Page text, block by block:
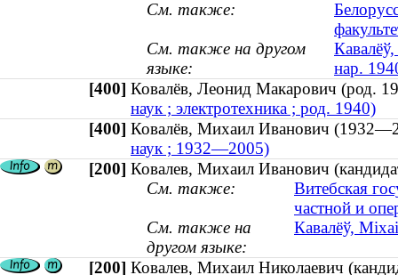
См. также:
См. также на другом
языке:
нар.
[400] Ковалёв, Леонид Макарович (род.
наук ; электротехника ; род. 1940)
[400] Ковалёв, Михаил Иванович
наук ; 1932—2005)
[200] Ковалев, Михаил Иванович
См. также:
Витебская
частной и
См. также на
другом языке:
Кавалёў,
[200] Ковалев, Михаил Николаевич